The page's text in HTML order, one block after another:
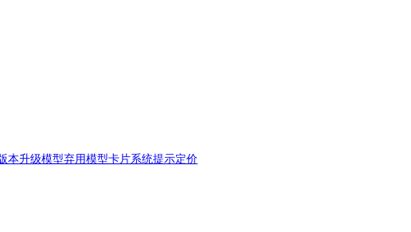
本升级模型弃用模型卡片系统提示定价